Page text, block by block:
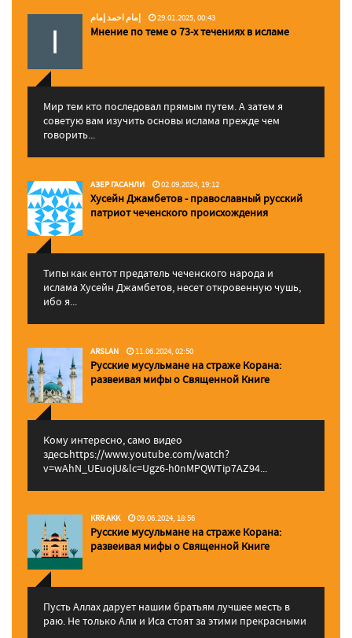
إمام احمد إمام 29.01.2025, 00:43
Мнение по теме о 73-х течениях в исламе
Мир тем кто последовал прямым путем. А затем я
советую вам изучить основы ислама прежде чем
говорить...
АЗЕР ГАСАНЛИ 02.09.2024, 19:12
Хусейн Джамбетов - православный русский
патриот чеченского происхождения
Типы как ентот предатель чеченского народа и
ислама Хусейн Джамбетов, несет откровенную чушь,
ибо я...
ARSLAN 11.06.2024, 02:50
Русские мусульмане на страже Корана:
pазвеивая мифы о Священной Книге
Кому интересно, само видео
здесьhttps://www.youtube.com/watch?
v=wAhN_UEuojU&lc=Ugz6-h0nMPQWTip7AZ94...
KRR AKK 09.06.2024, 18:56
Русские мусульмане на страже Корана:
pазвеивая мифы о Священной Книге
Пусть Аллах дарует нашим братьям лучшее месть в
раю. Не только Али и Иса стоят за этими прекрасными